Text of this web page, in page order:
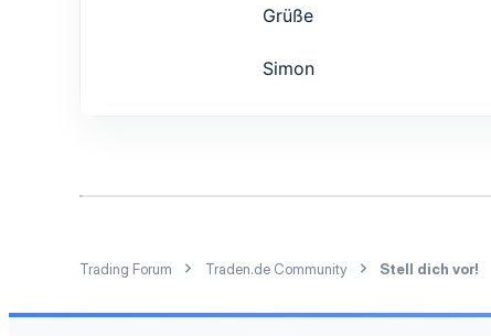
Grüße
Simon
Trading Forum Traden.de Community Stell dich vor!